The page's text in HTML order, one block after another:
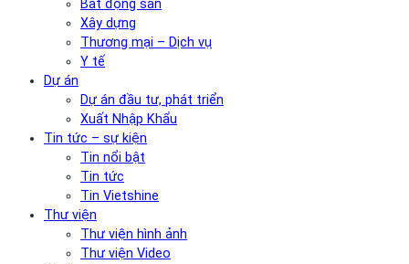
Bất động sản
Xây dựng
Thương mại – Dịch vụ
Y tế
Dự án
Dự án đầu tư, phát triển
Xuất Nhập Khẩu
Tin tức – sự kiện
Tin nổi bật
Tin tức
Tin Vietshine
Thư viện
Thư viện hình ảnh
Thư viện Video